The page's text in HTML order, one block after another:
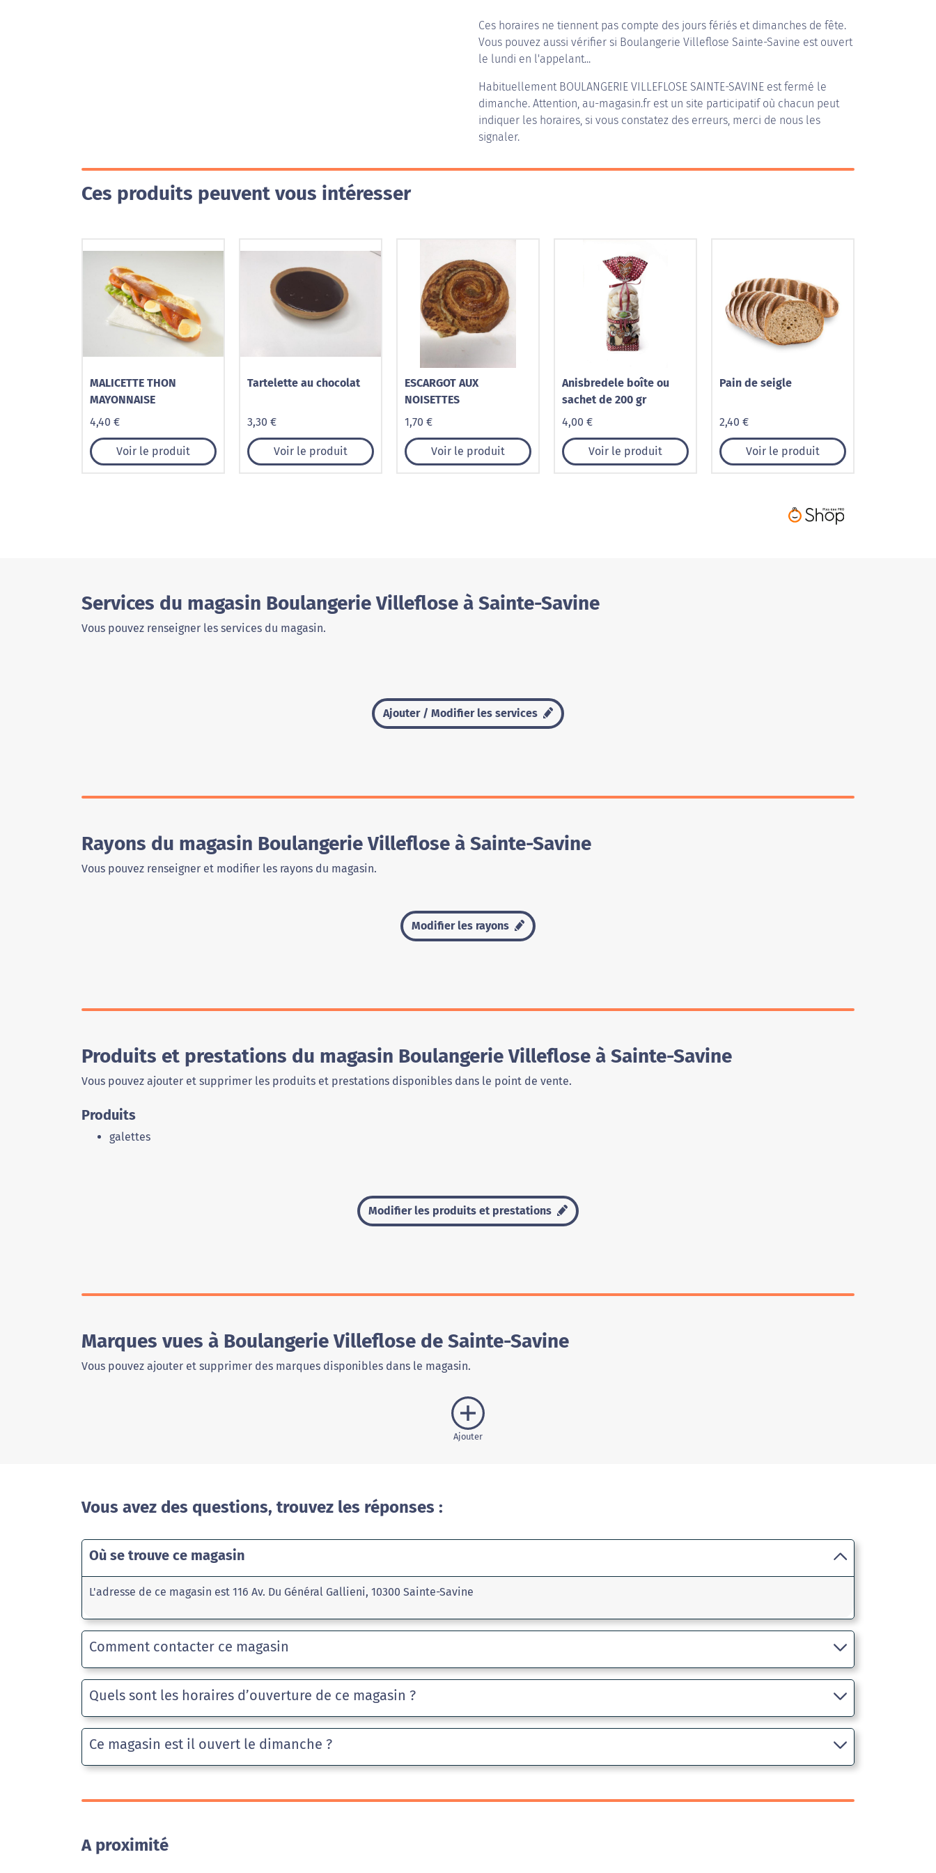
Ces horaires ne tiennent pas compte des jours fériés et dimanches de fête.
Vous pouvez aussi vérifier si Boulangerie Villeflose Sainte-Savine est ouvert
le lundi en l'appelant...
Habituellement BOULANGERIE VILLEFLOSE SAINTE-SAVINE est fermé le
dimanche. Attention, au-magasin.fr est un site participatif où chacun peut
indiquer les horaires, si vous constatez des erreurs, merci de nous les
signaler.
Ces produits peuvent vous intéresser
MALICETTE THON
MAYONNAISE
4,40 €
Voir le produit
Tartelette au chocolat
3,30 €
Voir le produit
ESCARGOT AUX
NOISETTES
1,70 €
Voir le produit
Anisbredele boîte ou
sachet de 200 gr
4,00 €
Voir le produit
Pain de seigle
2,40 €
Voir le produit
Services du magasin Boulangerie Villeflose à Sainte-Savine
Vous pouvez renseigner les services du magasin.
Ajouter / Modifier les services
Rayons du magasin Boulangerie Villeflose à Sainte-Savine
Vous pouvez renseigner et modifier les rayons du magasin.
Modifier les rayons
Produits et prestations du magasin Boulangerie Villeflose à Sainte-Savine
Vous pouvez ajouter et supprimer les produits et prestations disponibles dans le point de vente.
Produits
galettes
Modifier les produits et prestations
Marques vues à Boulangerie Villeflose de Sainte-Savine
Vous pouvez ajouter et supprimer des marques disponibles dans le magasin.
Ajouter
Vous avez des questions, trouvez les réponses :
Où se trouve ce magasin
L'adresse de ce magasin est 116 Av. Du Général Gallieni, 10300 Sainte-Savine
Comment contacter ce magasin
Quels sont les horaires d’ouverture de ce magasin ?
Ce magasin est il ouvert le dimanche ?
A proximité